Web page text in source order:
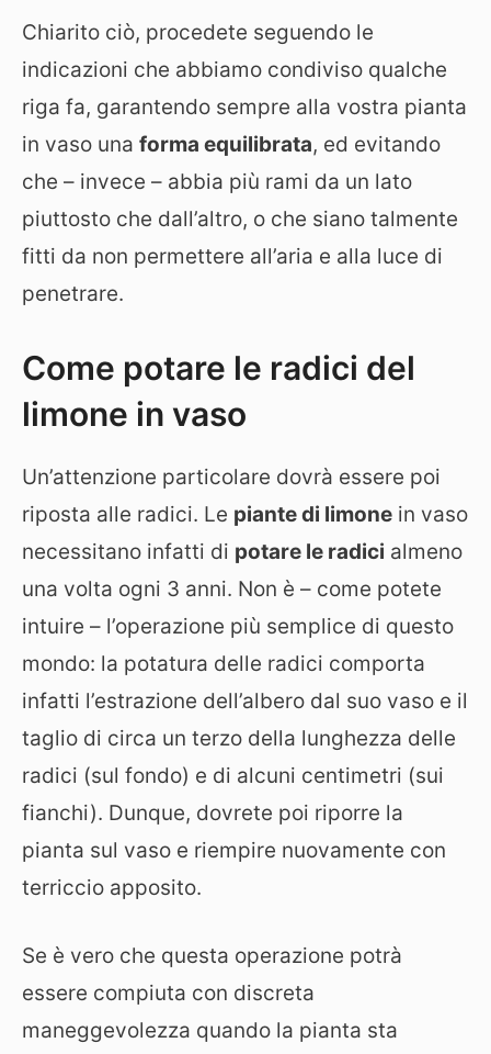
Chiarito ciò, procedete seguendo le
indicazioni che abbiamo condiviso qualche
riga fa, garantendo sempre alla vostra pianta
in vaso una forma equilibrata, ed evitando
che – invece – abbia più rami da un lato
piuttosto che dall’altro, o che siano talmente
fitti da non permettere all’aria e alla luce di
penetrare.
Come potare le radici del
limone in vaso
Un’attenzione particolare dovrà essere poi
riposta alle radici. Le piante di limone in vaso
necessitano infatti di potare le radici almeno
una volta ogni 3 anni. Non è – come potete
intuire – l’operazione più semplice di questo
mondo: la potatura delle radici comporta
infatti l’estrazione dell’albero dal suo vaso e il
taglio di circa un terzo della lunghezza delle
radici (sul fondo) e di alcuni centimetri (sui
fianchi). Dunque, dovrete poi riporre la
pianta sul vaso e riempire nuovamente con
terriccio apposito.
Se è vero che questa operazione potrà
essere compiuta con discreta
maneggevolezza quando la pianta sta